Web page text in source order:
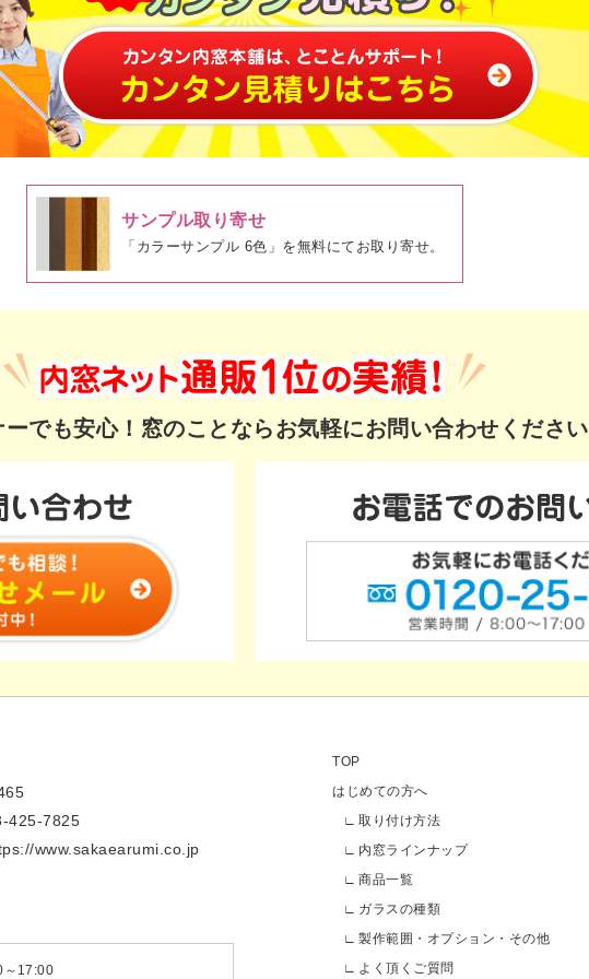
サンプル取り寄せ
「カラーサンプル 6色」を無料にてお取り寄せ。
でも安心！ 窓のことならお気軽にお問い合わせください
425-7825
www.sakaearumi.co.jp
～17:00
TOP
はじめての方へ
取り付け方法
内窓ラインナップ
商品一覧
ガラスの種類
製作範囲・オプション・その他
よく頂くご質問